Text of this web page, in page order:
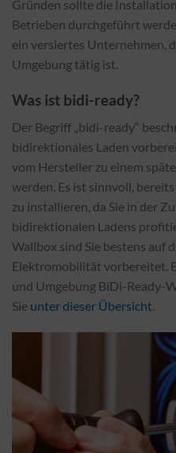
Gründen sollte die
Betrieben durchgeführt
ein versiertes Unternehmen,
Umgebung tätig ist.
Was ist bidi-ready?
Der Begriff „bidi-ready“
bidirektionales Laden
vom Hersteller zu einem
werden. Es ist sinnvoll,
zu installieren, da Sie in der
bidirektionalen Ladens
Wallbox sind Sie bestens auf
Elektromobilität vorbereitet.
und Umgebung BiDi-Ready-
Sie unter dieser Übersicht.